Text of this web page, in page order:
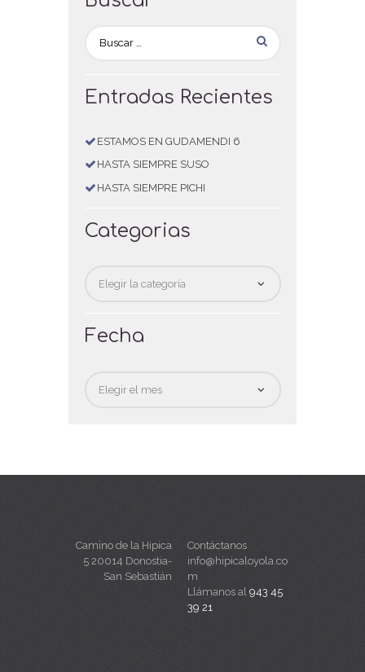
Entradas Recientes
ESTAMOS EN GUDAMENDI 6
HASTA SIEMPRE SUSO
HASTA SIEMPRE PICHI
Categorias
Fecha
Camino de la Hipica
5 20014 Donostia-
San Sebastián
Contáctanos
info@hipicaloyola.co
m
Llámanos al 943 45
39 21